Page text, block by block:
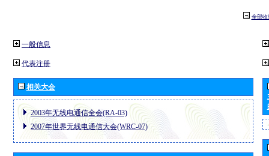
全部收
一般信息
代表注册
相关大会
2003年无线电通信全会(RA-03)
2007年世界无线电通信大会(WRC-07)